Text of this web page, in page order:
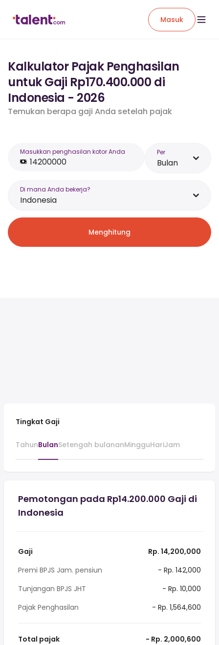
Masuk
Kalkulator Pajak Penghasilan
untuk Gaji Rp170.400.000 di
Indonesia - 2026
Temukan berapa gaji Anda setelah pajak
Masukkan penghasilan kotor Anda Per
Bulan
Di mana Anda bekerja?
Indonesia
Menghitung
Tingkat Gaji
TahunBulanSetengah bulananMingguHariJam
Pemotongan pada Rp14.200.000 Gaji di
Indonesia
Gaji
Rp. 14,200,000
Premi BPJS Jam. pensiun
- Rp. 142,000
Tunjangan BPJS JHT
- Rp. 10,000
Pajak Penghasilan
- Rp. 1,564,600
Total pajak - Rp. 2,000,600